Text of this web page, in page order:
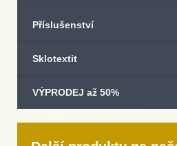
Příslušenství
Sklotextit
VÝPRODEJ až 50%